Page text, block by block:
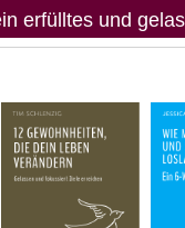
erfülltes und